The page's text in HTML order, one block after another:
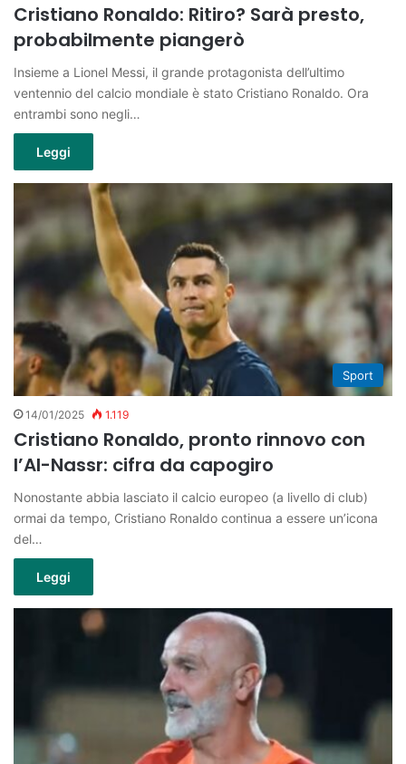
Cristiano Ronaldo: Ritiro? Sarà presto,
probabilmente piangerò
Insieme a Lionel Messi, il grande protagonista dell’ultimo
ventennio del calcio mondiale è stato Cristiano Ronaldo. Ora
entrambi sono negli…
Leggi
Sport
14/01/2025 1.119
Cristiano Ronaldo, pronto rinnovo con
l’Al-Nassr: cifra da capogiro
Nonostante abbia lasciato il calcio europeo (a livello di club)
ormai da tempo, Cristiano Ronaldo continua a essere un’icona
del…
Leggi